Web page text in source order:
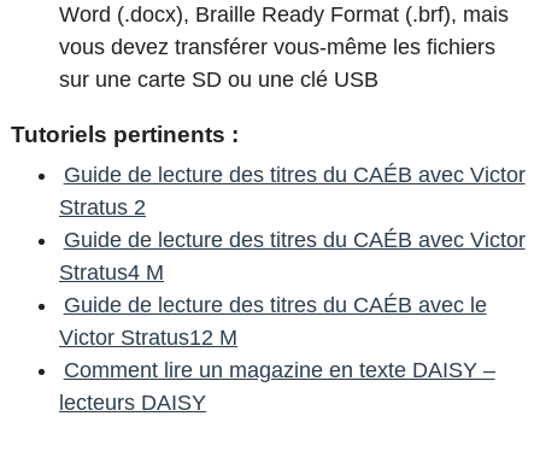
Word (.docx), Braille Ready Format (.brf), mais
vous devez transférer vous-même les fichiers
sur une carte SD ou une clé USB
Tutoriels pertinents :
Guide de lecture des titres du CAÉB avec Victor
Stratus 2
Guide de lecture des titres du CAÉB avec Victor
Stratus4 M
Guide de lecture des titres du CAÉB avec le
Victor Stratus12 M
Comment lire un magazine en texte DAISY –
lecteurs DAISY